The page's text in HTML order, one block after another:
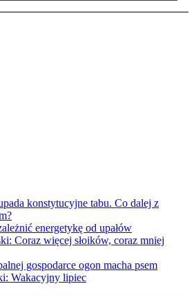
konstytucyjne tabu. Co dalej z
energetykę od upałów
Coraz więcej słoików, coraz mniej
gospodarce ogon macha psem
Wakacyjny lipiec